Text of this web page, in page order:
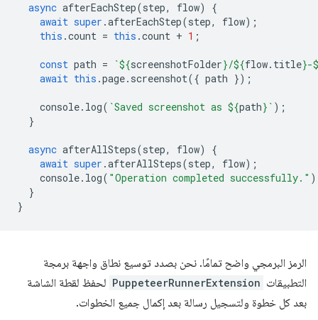
async afterEachStep(step, flow)
{
await super .afterEachStep(step, flow);
this .count = this .count + 1 ;
const path = `${screenshotFolder}/${flow. title}-
await this .page. screenshot({ path });
console. log( `Saved screenshot as ${path} ` );
}
async afterAllSteps(step, flow)
{
await super .afterAllSteps(step, flow);
console. log( "Operation completed successfully."
}
}
الرمز البرمجي واضح تمامًا. نحن بصدد توسيع نطاق واجهة برمجة
التطبيقات PuppeteerRunnerExtension لحفظ لقطة الشاشة
بعد كل خطوة ولتسجيل رسالة بعد إكمال جميع الخطوات.